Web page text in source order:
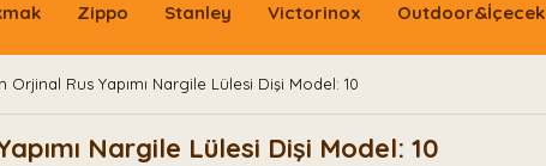
Zippo Stanley Victorinox Outdoor&İçecek
Orjinal Rus Yapımı Nargile Lülesi Dişi Model: 10
Nargile Lülesi Dişi Model: 10